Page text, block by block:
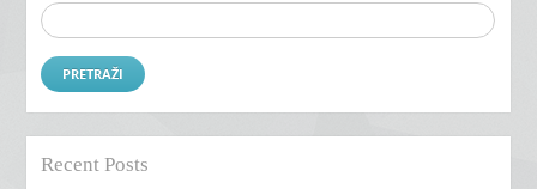
Pretraži:
Recent Posts